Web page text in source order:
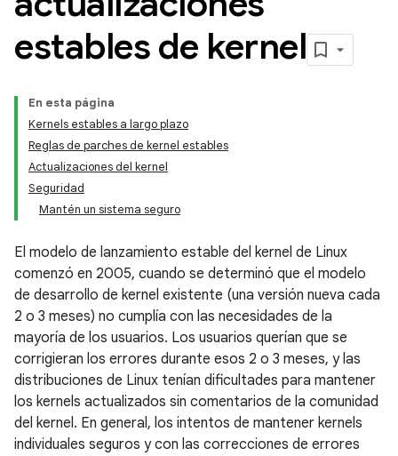
estables de kernel
En esta página
Kernels estables a largo plazo
Reglas de parches de kernel estables
Actualizaciones del kernel
Seguridad
Mantén un sistema seguro
El modelo de lanzamiento estable del kernel de Linux
comenzó en 2005, cuando se determinó que el modelo
de desarrollo de kernel existente (una versión nueva cada
2 o 3 meses) no cumplía con las necesidades de la
mayoría de los usuarios. Los usuarios querían que se
corrigieran los errores durante esos 2 o 3 meses, y las
distribuciones de Linux tenían dificultades para mantener
los kernels actualizados sin comentarios de la comunidad
del kernel. En general, los intentos de mantener kernels
individuales seguros y con las correcciones de errores